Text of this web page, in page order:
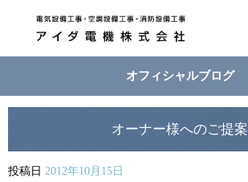
オフィシャルブログ
オーナー様へのご提案
投稿日 2012年10月15日